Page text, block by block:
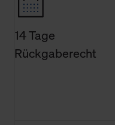
14 Tage
Rückgaberecht